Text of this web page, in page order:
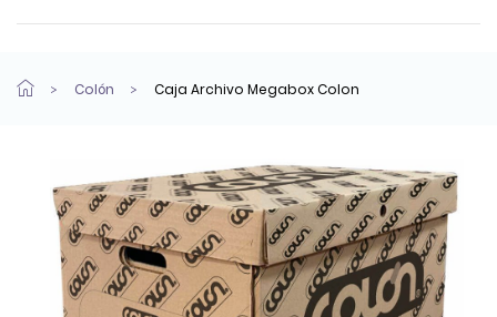
Colón Caja Archivo Megabox Colon